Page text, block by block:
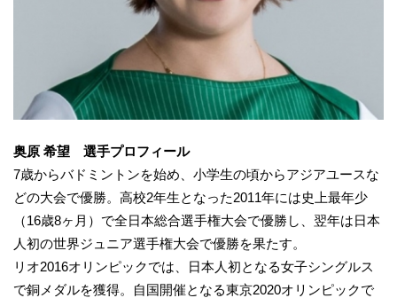
奥原 希望 選手プロフィール
7歳からバドミントンを始め、小学生の頃からアジアユースな
どの大会で優勝。高校2年生となった2011年には史上最年少
（16歳8ヶ月）で全日本総合選手権大会で優勝し、翌年は日本
人初の世界ジュニア選手権大会で優勝を果たす。
リオ2016オリンピックでは、日本人初となる女子シングルス
で銅メダルを獲得。自国開催となる東京2020オリンピックで